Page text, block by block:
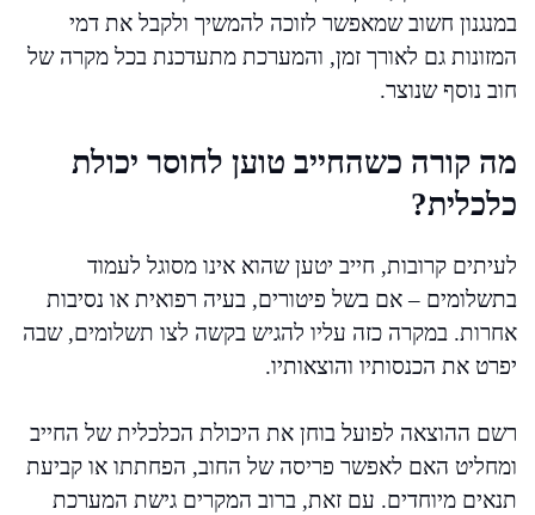
במנגנון חשוב שמאפשר לזוכה להמשיך ולקבל את דמי
המזונות גם לאורך זמן, והמערכת מתעדכנת בכל מקרה של
חוב נוסף שנוצר.
מה קורה כשהחייב טוען לחוסר יכולת
כלכלית?
לעיתים קרובות, חייב יטען שהוא אינו מסוגל לעמוד
בתשלומים – אם בשל פיטורים, בעיה רפואית או נסיבות
אחרות. במקרה כזה עליו להגיש בקשה לצו תשלומים, שבה
יפרט את הכנסותיו והוצאותיו.
רשם ההוצאה לפועל בוחן את היכולת הכלכלית של החייב
ומחליט האם לאפשר פריסה של החוב, הפחתתו או קביעת
תנאים מיוחדים. עם זאת, ברוב המקרים גישת המערכת